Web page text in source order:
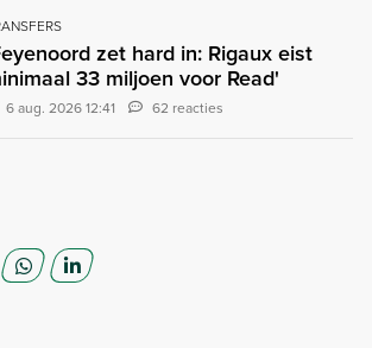
zet hard in: Rigaux eist
33 miljoen voor Read'
6 aug. 2026 12:41 62 reacties